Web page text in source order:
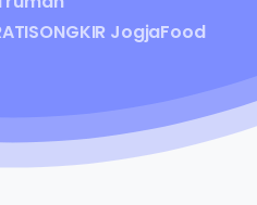
JogjaFood